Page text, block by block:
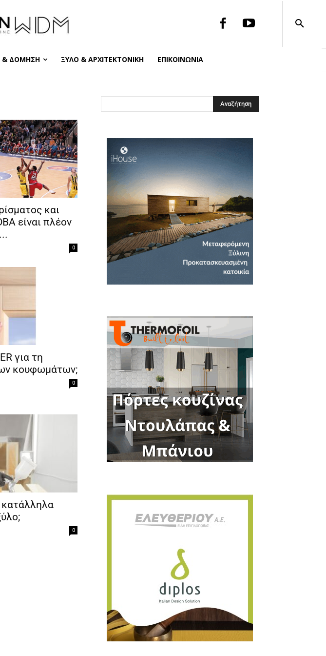
& ΔΌΜΗΣΗ ΞΎΛΟ & ΑΡΧΙΤΕΚΤΟΝΙΚΉ ΕΠΙΚΟΙΝΩΝΙΑ
και
είναι πλέον
0
για τη
κουφωμάτων;
0
κατάλληλα
0
αυτή την στιγμή